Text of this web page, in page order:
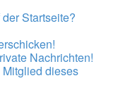
Startseite?
Nachrichten!
dieses